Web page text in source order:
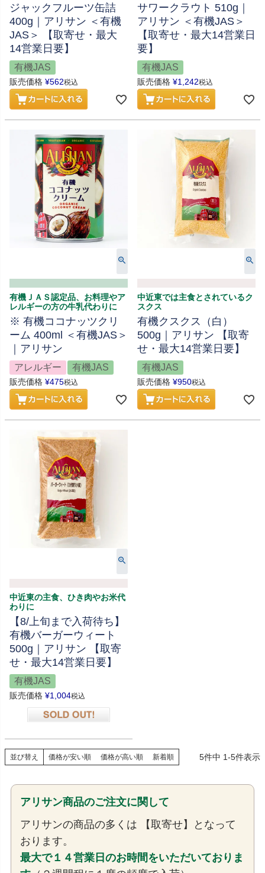
ジャックフルーツ缶詰
400g｜アリサン ＜有機
JAS＞ 【取寄せ・最大
14営業日要】
有機JAS
販売価格 ¥562税込
サワークラウト 510g｜
アリサン ＜有機JAS＞
【取寄せ・最大14営業日
要】
有機JAS
販売価格 ¥1,242税込
有機ＪＡＳ認定品、お料理やア
レルギーの方の牛乳代わりに
※ 有機ココナッツクリ
ーム 400ml ＜有機JAS＞
｜アリサン
アレルギー 有機JAS
販売価格 ¥475税込
中近東では主食とされているク
スクス
有機クスクス（白）
500g｜アリサン 【取寄
せ・最大14営業日要】
有機JAS
販売価格 ¥950税込
中近東の主食、ひき肉やお米代
わりに
【8/上旬まで入荷待ち】
有機バーガーウィート
500g｜アリサン 【取寄
せ・最大14営業日要】
有機JAS
販売価格 ¥1,004税込
並び替え 価格が安い順 価格が高い順 新着順 5件中 1-5件表示
アリサン商品のご注文に関して
アリサンの商品の多くは 【取寄せ】となって
おります。
最大で１４営業日のお時間をいただいておりま